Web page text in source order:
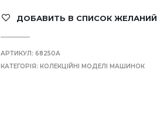
ДОБАВИТЬ В СПИСОК ЖЕЛАНИЙ
АРТИКУЛ:68250А
КАТЕГОРІЯ:КОЛЕКЦІЙНІ МОДЕЛІ МАШИНОК